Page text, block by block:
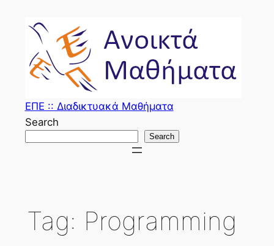
content
ΕΠΕ :: Διαδικτυακά Μαθήματα
Search
Search
Tag: Programming